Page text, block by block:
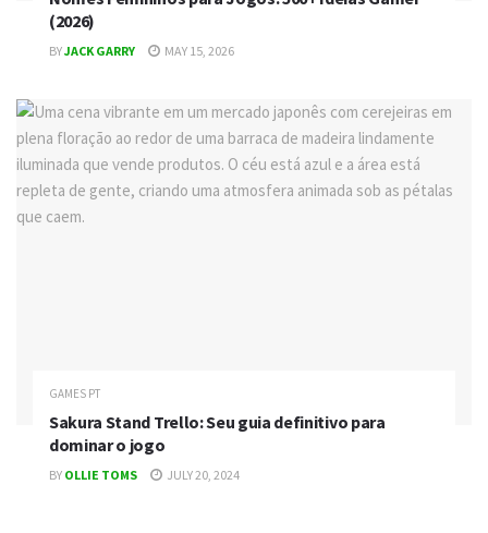
(2026)
BYJACK GARRY MAY 15, 2026
GAMES PT
Sakura Stand Trello: Seu guia definitivo para
dominar o jogo
BY OLLIE TOMS JULY 20, 2024